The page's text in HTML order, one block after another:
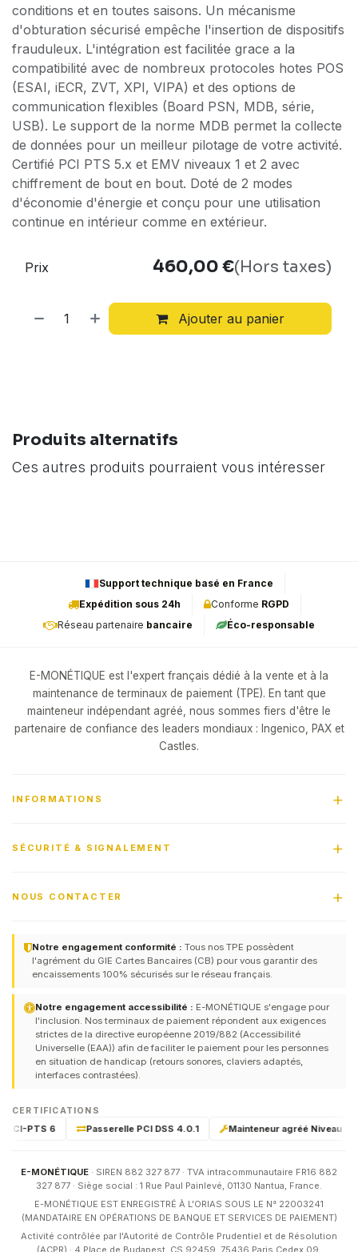
conditions et en toutes saisons. Un mécanisme
d'obturation sécurisé empêche l'insertion de dispositifs
frauduleux. L'intégration est facilitée grace a la
compatibilité avec de nombreux protocoles hotes POS
(ESAI, iECR, ZVT, XPI, VIPA) et des options de
communication flexibles (Board PSN, MDB, série,
USB). Le support de la norme MDB permet la collecte
de données pour un meilleur pilotage de votre activité.
Certifié PCI PTS 5.x et EMV niveaux 1 et 2 avec
chiffrement de bout en bout. Doté de 2 modes
d'économie d'énergie et conçu pour une utilisation
continue en intérieur comme en extérieur.
Ajouter au panier
Prix 460,00€(Hors taxes)
Produits alternatifs
Ces autres produits pourraient vous intéresser
Support technique basé en France
Expédition sous 24h
Conforme RGPD
Réseau partenaire bancaire Éco-responsable
E-MONÉTIQUE est l'expert français dédié à la vente et à la
maintenance de terminaux de paiement (TPE). En tant que
mainteneur indépendant agréé, nous sommes fiers d'être le
partenaire de confiance des leaders mondiaux : Ingenico, PAX et
Castles.
INFORMATIONS
SÉCURITÉ & SIGNALEMENT
NOUS CONTACTER
Notre engagement conformité : Tous nos TPE possèdent
l'agrément du GIE Cartes Bancaires (CB) pour vous garantir des
encaissements 100% sécurisés sur le réseau français.
Notre engagement accessibilité : E-MONÉTIQUE s'engage pour
l'inclusion. Nos terminaux de paiement répondent aux exigences
strictes de la directive européenne 2019/882 (Accessibilité
Universelle (EAA)) afin de faciliter le paiement pour les personnes
en situation de handicap (retours sonores, claviers adaptés,
interfaces contrastées).
CERTIFICATIONS
PTS 6 Passerelle PCI DSS 4.0.1 Mainteneur agréé Niveau 1 &
E-MONÉTIQUE · SIREN 882 327 877 · TVA intracommunautaire FR16 882
327 877 · Siège social : 1 Rue Paul Painlevé, 01130 Nantua, France.
E-MONÉTIQUE EST ENREGISTRÉ À L'ORIAS SOUS LE N° 22003241
(MANDATAIRE EN OPÉRATIONS DE BANQUE ET SERVICES DE PAIEMENT)
Activité contrôlée par l'Autorité de Contrôle Prudentiel et de Résolution